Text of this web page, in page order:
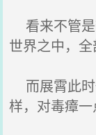
看来不管是
世界之中，全
而展霄此时
样，对毒瘴一